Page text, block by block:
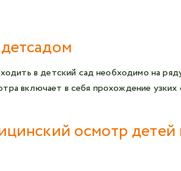
в детский сад необходимо на
включает в себя прохождение узких
осмотр